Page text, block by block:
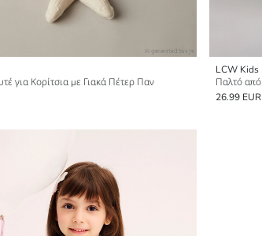
για Κορίτσια με Γιακά Πέτερ Παν
LCW Kids
Παλτό από
26.99 EUR